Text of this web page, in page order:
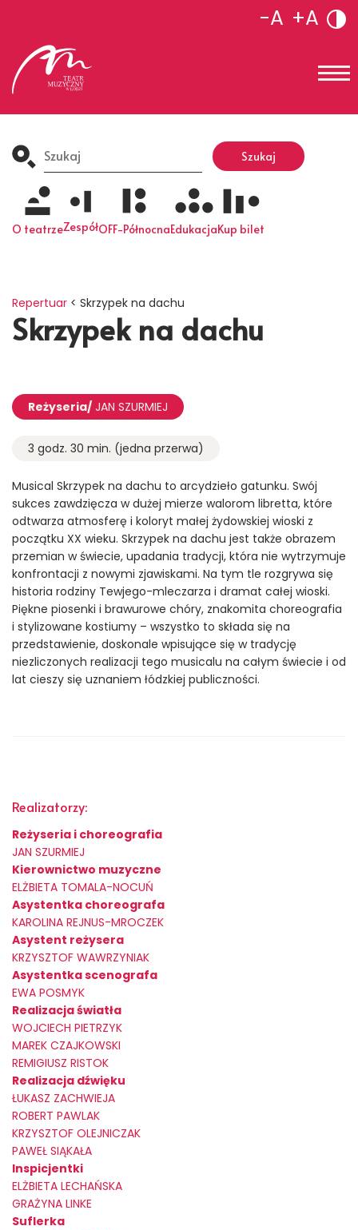
-A +A
for:
Szukaj
O teatrzeZespółOFF-PółnocnaEdukacjaKup bilet
Repertuar < Skrzypek na dachu
Skrzypek na dachu
Reżyseria/ JAN SZURMIEJ
3 godz. 30 min. (jedna przerwa)
Musical Skrzypek na dachu to arcydzieło gatunku. Swój
sukces zawdzięcza w dużej mierze walorom libretta, które
odtwarza atmosferę i koloryt małej żydowskiej wioski z
początku XX wieku. Skrzypek na dachu jest także obrazem
przemian w świecie, upadania tradycji, która nie wytrzymuje
konfrontacji z nowymi zjawiskami. Na tym tle rozgrywa się
historia rodziny Tewjego-mleczarza i dramat całej wioski.
Piękne piosenki i brawurowe chóry, znakomita choreografia
i stylizowane kostiumy – wszystko to składa się na
przedstawienie, doskonale wpisujące się w tradycję
niezliczonych realizacji tego musicalu na całym świecie i od
lat cieszy się uznaniem łódzkiej publiczności.
Realizatorzy:
Reżyseria i choreografia
JAN SZURMIEJ
Kierownictwo muzyczne
ELŻBIETA TOMALA-NOCUŃ
Asystentka choreografa
KAROLINA REJNUS-MROCZEK
Asystent reżysera
KRZYSZTOF WAWRZYNIAK
Asystentka scenografa
EWA POSMYK
Realizacja światła
WOJCIECH PIETRZYK
MAREK CZAJKOWSKI
REMIGIUSZ RISTOK
Realizacja dźwięku
ŁUKASZ ZACHWIEJA
ROBERT PAWLAK
KRZYSZTOF OLEJNICZAK
PAWEŁ SIĄKAŁA
Inspicjentki
ELŻBIETA LECHAŃSKA
GRAŻYNA LINKE
Suflerka